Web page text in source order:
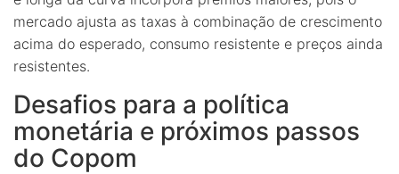
mercado ajusta as taxas à combinação de crescimento
acima do esperado, consumo resistente e preços ainda
resistentes.
Desafios para a política
monetária e próximos passos
do Copom